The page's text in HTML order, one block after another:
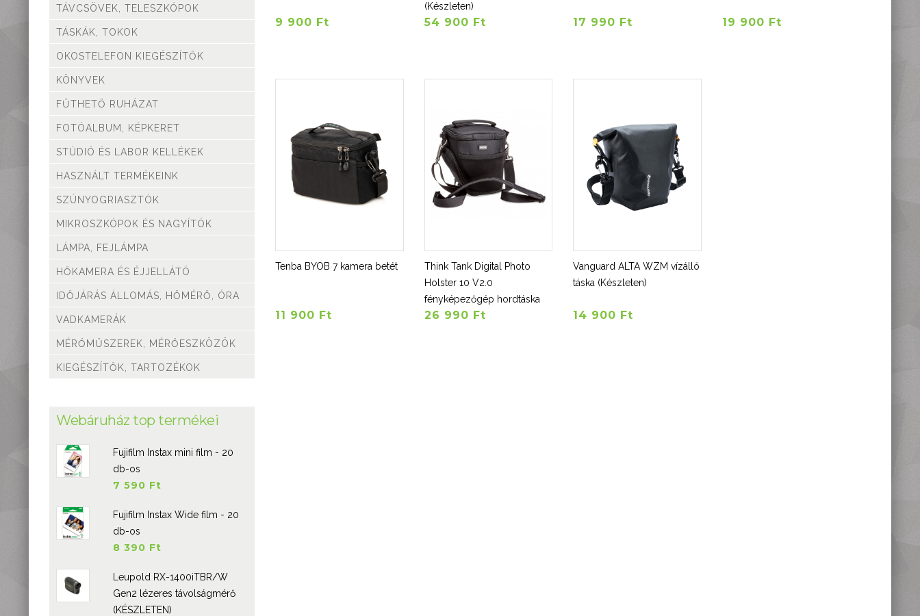
Használt termékeink
nagyítók
hőmérő, óra
Mérőműszerek,
mérőeszközök
9 900 Ft
(Készleten)
54 900 Ft 17 990 Ft 19 900 Ft
Tenba BYOB 7 kamera betét
11 900 Ft
Think Tank Digital Photo
Holster 10 V2.0
fényképezőgép hordtáska
26 990 Ft
Vanguard ALTA WZM vízálló
táska (Készleten)
14 900 Ft
TÁVCSÖVEK, TELESZKÓPOK
TÁSKÁK, TOKOK
OKOSTELEFON KIEGÉSZÍTŐK
KÖNYVEK
FŰTHETŐ RUHÁZAT
FOTÓALBUM, KÉPKERET
STÚDIÓ ÉS LABOR KELLÉKEK
HASZNÁLT TERMÉKEINK
SZÚNYOGRIASZTÓK
MIKROSZKÓPOK ÉS NAGYÍTÓK
LÁMPA, FEJLÁMPA
HŐKAMERA ÉS ÉJJELLÁTÓ
IDŐJÁRÁS ÁLLOMÁS, HŐMÉRŐ, ÓRA
VADKAMERÁK
MÉRŐMŰSZEREK, MÉRŐESZKÖZÖK
KIEGÉSZÍTŐK, TARTOZÉKOK
Webáruház top termékei
Fujifilm Instax mini film - 20
db-os
7 590 Ft
Fujifilm Instax Wide film - 20
db-os
8 390 Ft
Leupold RX-1400iTBR/W
Gen2 lézeres távolságmérő
(KÉSZLETEN)